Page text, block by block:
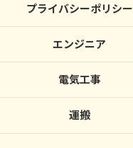
プライバシーポリシー
エンジニア
電気工事
運搬